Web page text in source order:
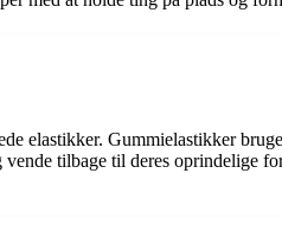
elastikker. Gummielastikker
vende tilbage til deres oprindelige